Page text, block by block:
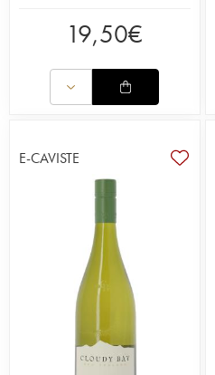
19,50€
E-CAVISTE